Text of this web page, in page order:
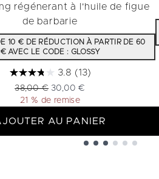
régénerant à l'huile de figue
de barbarie
10 € DE RÉDUCTION À PARTIR DE 60
€ AVEC LE CODE : GLOSSY
3.8 (13)
Prix de vente :
38,00 € Prix ​​actuel :
30,00 €
21 % de remise
AU PANIER